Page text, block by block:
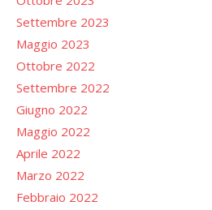
Settembre 2023
Maggio 2023
Ottobre 2022
Settembre 2022
Giugno 2022
Maggio 2022
Aprile 2022
Marzo 2022
Febbraio 2022